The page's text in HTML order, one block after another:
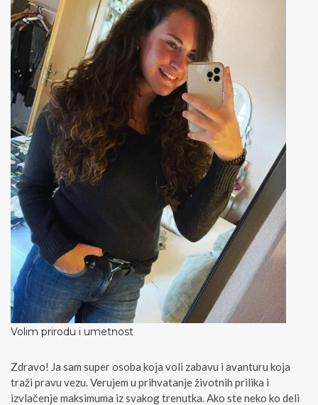
Volim prirodu i umetnost
Zdravo! Ja sam super osoba koja voli zabavu i avanturu koja
traži pravu vezu. Verujem u prihvatanje životnih prilika i
izvlačenje maksimuma iz svakog trenutka. Ako ste neko ko deli